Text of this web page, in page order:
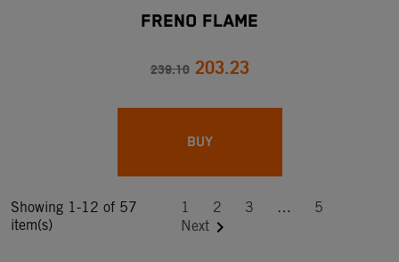
FRENO FLAME
239.10 203.23
BUY
Showing 1-12 of 57
item(s)
1 2 3 …
5
Next 